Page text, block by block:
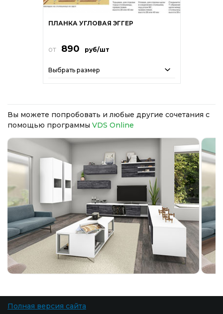
ПЛАНКА УГЛОВАЯ ЭГГЕР
от 890 руб/шт
Выбрать размер
Вы можете попробовать и любые другие сочетания с
помощью программы VDS Online
Полная версия сайта